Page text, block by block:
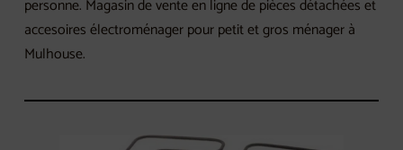
personne. Magasin de vente en ligne de pièces détachées et
accesoires électroménager pour petit et gros ménager à
Mulhouse.